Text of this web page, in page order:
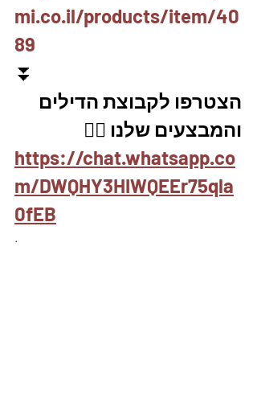
mi.co.il/products/item/40
89
⏬
הצטרפו לקבוצת הדילים
והמבצעים שלנו 👇🏽
https://chat.whatsapp.co
m/DWQHY3HIWQEEr75qla
0fEB
.